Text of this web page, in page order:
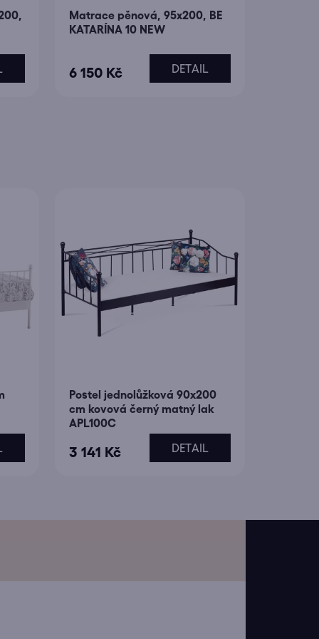
Matrace pěnová, 95x200, BE
KATARÍNA 10 NEW
6 150 Kč DETAIL
Postel jednolůžková 90x200
cm kovová černý matný lak
APL100C
3 141 Kč DETAIL